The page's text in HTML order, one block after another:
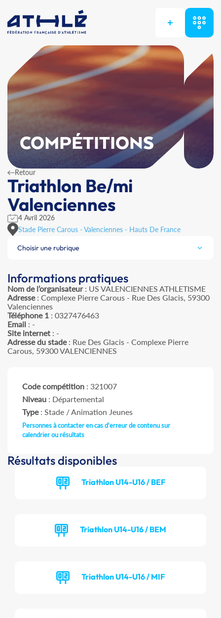
+
COMPÉTITIONS
Retour
Triathlon Be/mi
Valenciennes
4 Avril 2026
Stade Pierre Carous - Valenciennes - Hauts De France
Choisir une rubrique
Informations pratiques
Nom de l’organisateur: US VALENCIENNES ATHLETISME
Adresse: Complexe Pierre Carous - Rue Des Glacis, 59300
Valenciennes
Téléphone 1 : 0327476463
Email : -
Site internet : -
Adresse du stade: Rue Des Glacis - Complexe Pierre
Carous, 59300 VALENCIENNES
Code compétition : 321007
Niveau : Départemental
Type: Stade / Animation Jeunes
Personnes à contacter en cas d'erreur de contenu sur
calendrier ou résultats
Résultats disponibles
Triathlon U14-U16 / BEF
Triathlon U14-U16 / BEM
Triathlon U14-U16 / MIF